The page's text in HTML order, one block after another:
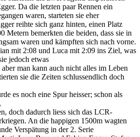
Da die letzten paar Rennen ein
waren, starteten sie eher
reihte sich ganz hinten, einen Platz
Metern bemerkten die beiden, dass sie in
waren und kämpften sich nach vorne.
mit 2:08 und Luca mit 2:09 ins Ziel, was
jedoch etwas
aber man kann auch nicht alles im Leben
sie die Zeiten schlussendlich doch
es noch eine Spur heisser; schon als
doch dadurch liess sich das LCR-
An die happigen 1500m wagten
Verspätung in der 2. Serie